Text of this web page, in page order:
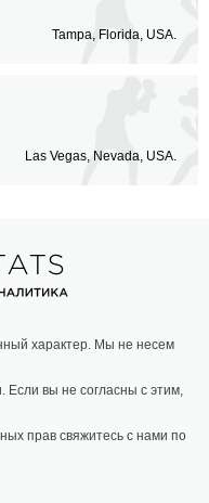
Tampa, Florida, USA.
Las Vegas, Nevada, USA.
характер. Мы не несем
Если вы не согласны с этим,
прав свяжитесь с нами по